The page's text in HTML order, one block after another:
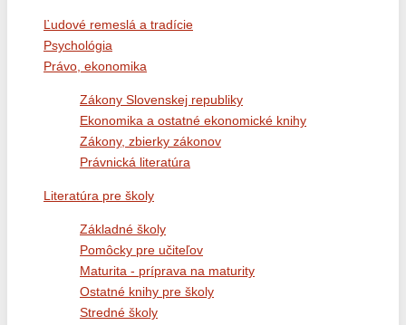
Ľudové remeslá a tradície
Psychológia
Právo, ekonomika
Zákony Slovenskej republiky
Ekonomika a ostatné ekonomické knihy
Zákony, zbierky zákonov
Právnická literatúra
Literatúra pre školy
Základné školy
Pomôcky pre učiteľov
Maturita - príprava na maturity
Ostatné knihy pre školy
Stredné školy